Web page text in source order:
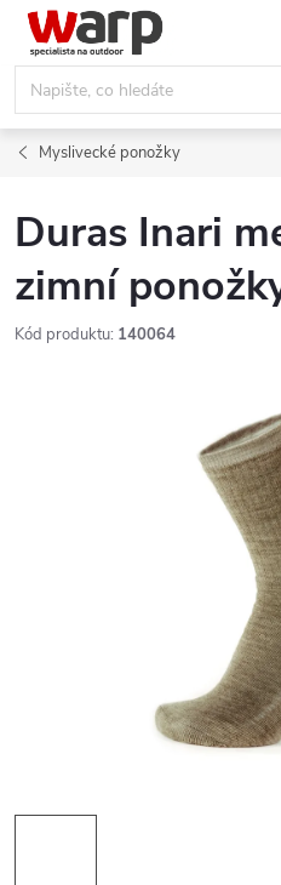
Přejít
obsah
Myslivecké ponožky
Duras Inari
zimní
Kód produktu: 140064